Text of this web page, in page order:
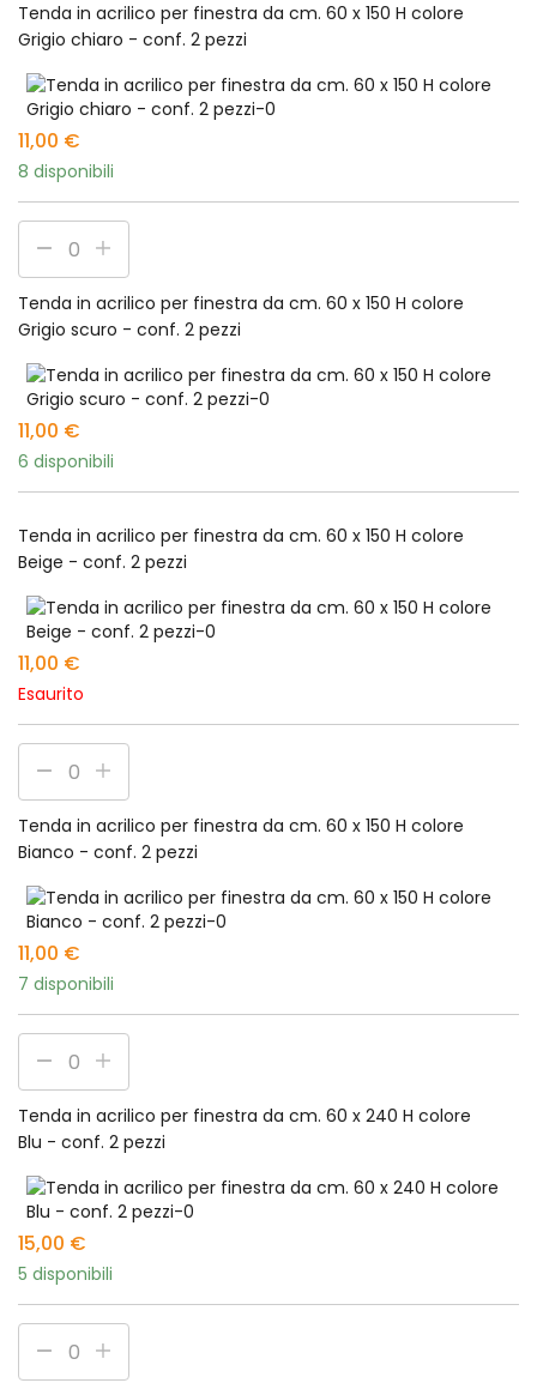
Tenda in acrilico per finestra da cm. 60 x 150 H colore
Grigio chiaro - conf. 2 pezzi
11,00 €
8 disponibili
Tenda in acrilico per finestra da cm. 60 x 150 H colore
Grigio scuro - conf. 2 pezzi
11,00 €
6 disponibili
Tenda in acrilico per finestra da cm. 60 x 150 H colore
Beige - conf. 2 pezzi
11,00 €
Esaurito
Tenda in acrilico per finestra da cm. 60 x 150 H colore
Bianco - conf. 2 pezzi
11,00 €
7 disponibili
Tenda in acrilico per finestra da cm. 60 x 240 H colore
Blu - conf. 2 pezzi
15,00 €
5 disponibili